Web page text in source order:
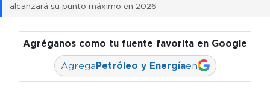
alcanzará su punto máximo en 2026
Agréganos como tu fuente favorita en Google
AgregaPetróleo y Energíaen